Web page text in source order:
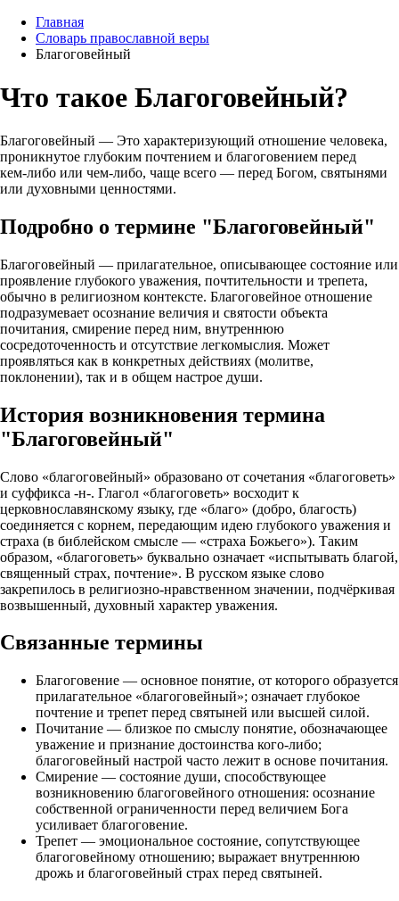
Главная
Словарь православной веры
Благоговейный
Что такое Благоговейный?
Благоговейный — Это характеризующий отношение человека,
проникнутое глубоким почтением и благоговением перед
кем‑либо или чем‑либо, чаще всего — перед Богом, святынями
или духовными ценностями.
Подробно о термине "Благоговейный"
Благоговейный — прилагательное, описывающее состояние или
проявление глубокого уважения, почтительности и трепета,
обычно в религиозном контексте. Благоговейное отношение
подразумевает осознание величия и святости объекта
почитания, смирение перед ним, внутреннюю
сосредоточенность и отсутствие легкомыслия. Может
проявляться как в конкретных действиях (молитве,
поклонении), так и в общем настрое души.
История возникновения термина
"Благоговейный"
Слово «благоговейный» образовано от сочетания «благоговеть»
и суффикса -н-. Глагол «благоговеть» восходит к
церковнославянскому языку, где «благо» (добро, благость)
соединяется с корнем, передающим идею глубокого уважения и
страха (в библейском смысле — «страха Божьего»). Таким
образом, «благоговеть» буквально означает «испытывать благой,
священный страх, почтение». В русском языке слово
закрепилось в религиозно‑нравственном значении, подчёркивая
возвышенный, духовный характер уважения.
Связанные термины
Благоговение — основное понятие, от которого образуется
прилагательное «благоговейный»; означает глубокое
почтение и трепет перед святыней или высшей силой.
Почитание — близкое по смыслу понятие, обозначающее
уважение и признание достоинства кого‑либо;
благоговейный настрой часто лежит в основе почитания.
Смирение — состояние души, способствующее
возникновению благоговейного отношения: осознание
собственной ограниченности перед величием Бога
усиливает благоговение.
Трепет — эмоциональное состояние, сопутствующее
благоговейному отношению; выражает внутреннюю
дрожь и благоговейный страх перед святыней.